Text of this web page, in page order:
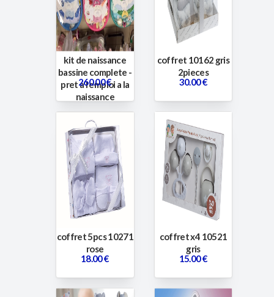
kit de naissance
bassine complete -
pret a l emploi a la
naissance
260.00 €
coffret 10162 gris
2pieces
30.00 €
coffret 5pcs 10271
rose
18.00 €
coffret x4 10521
gris
15.00 €